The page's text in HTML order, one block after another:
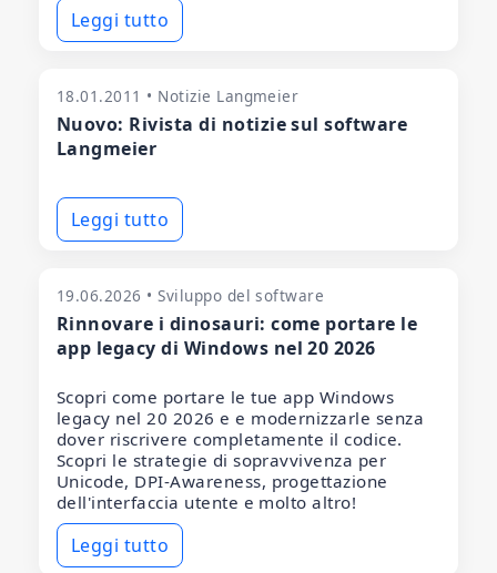
Leggi tutto
18.01.2011 • Notizie Langmeier
Nuovo: Rivista di notizie sul software
Langmeier
Leggi tutto
19.06.2026 • Sviluppo del software
Rinnovare i dinosauri: come portare le
app legacy di Windows nel 20 2026
Scopri come portare le tue app Windows
legacy nel 20 2026 e e modernizzarle senza
dover riscrivere completamente il codice.
Scopri le strategie di sopravvivenza per
Unicode, DPI-Awareness, progettazione
dell'interfaccia utente e molto altro!
Leggi tutto